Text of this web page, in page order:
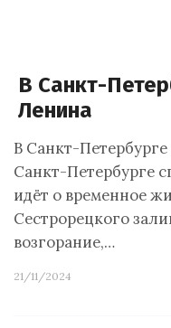
В Санкт-
Ленина
В Санкт-
Санкт-Петербурге
идёт о временное
Сестрорецкого
возгорание,…
21/11/2024